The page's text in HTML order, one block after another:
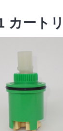
カート